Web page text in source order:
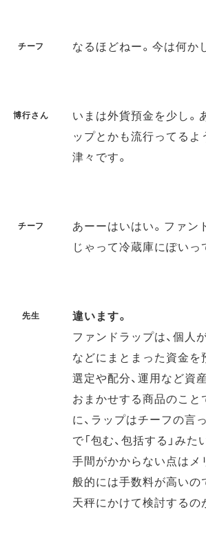
チーフ なるほどねー。今は何か
博行さん
いまは外貨預金を少し。
ップとかも流行ってるよ
津々です。
チーフ
あーーはいはい。ファン
じゃって冷蔵庫にぽいっ
先生
違います。
ファンドラップは、個人
などにまとまった資金を
選定や配分、運用など資
おまかせする商品のこと
に、ラップはチーフの言
で「包む、包括する」みた
手間がかからない点はメ
般的には手数料が高いの
天秤にかけて検討するの